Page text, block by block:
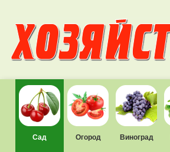
Сад Огород Виноград